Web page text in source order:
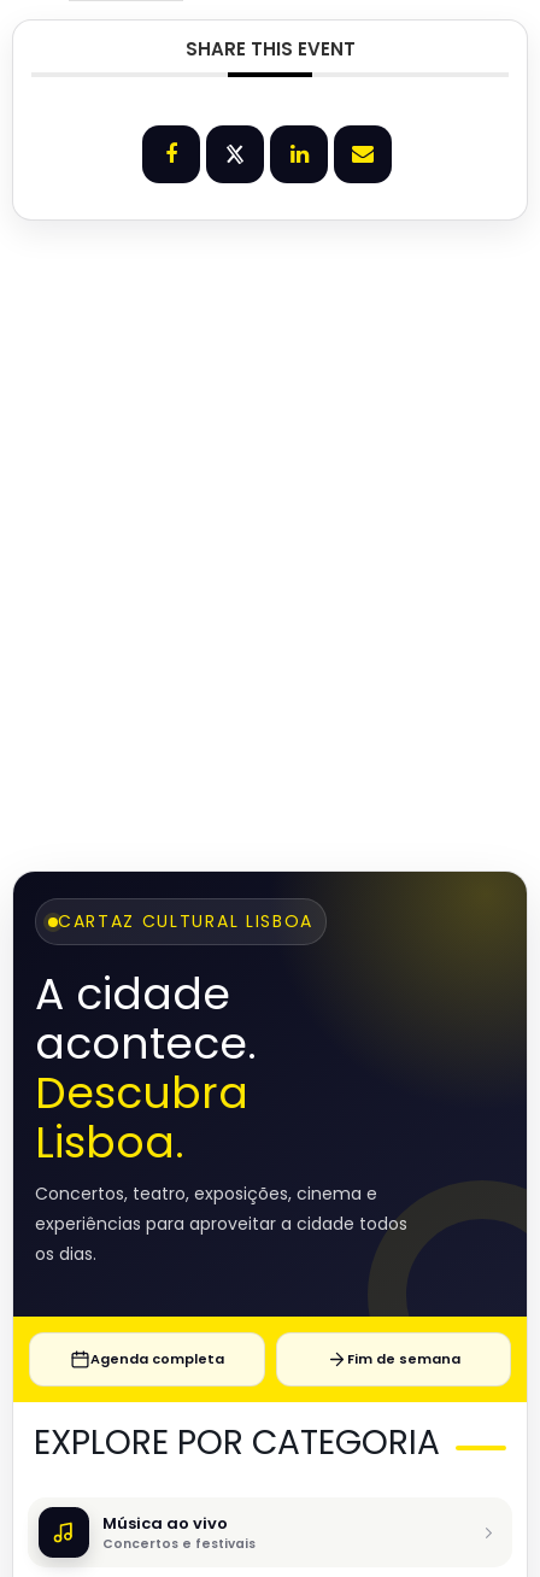
SHARE THIS EVENT
CARTAZ CULTURAL LISBOA
A cidade
acontece.
Descubra
Lisboa.
Concertos, teatro, exposições, cinema e
experiências para aproveitar a cidade todos
os dias.
Agenda completa Fim de semana
EXPLORE POR CATEGORIA
Música ao vivo
Concertos e festivais